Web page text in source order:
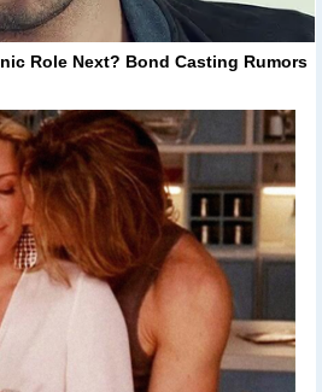
Role Next? Bond Casting Rumors